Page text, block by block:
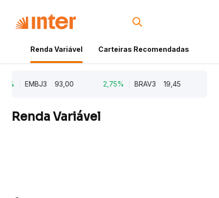
Renda Variável Carteiras Recomendadas
EMBJ3 93,00 2,75% BRAV3 19,45
Renda Variável